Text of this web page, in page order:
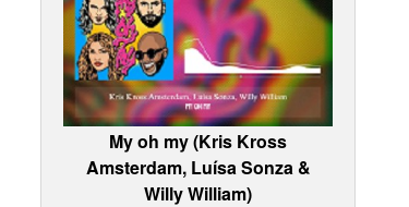
My oh my (Kris Kross
Amsterdam, Luísa Sonza &
Willy William)